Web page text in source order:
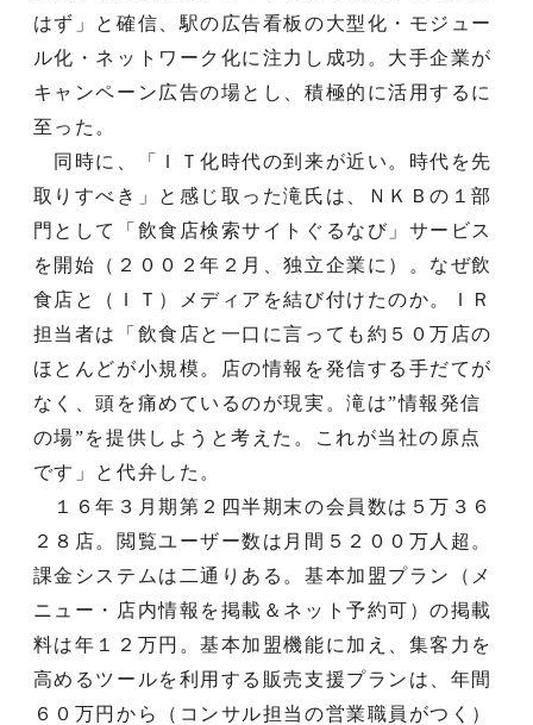
はず」と確信、駅の広告看板の大型化・モジュー
ル化・ネットワーク化に注力し成功。大手企業が
キャンペーン広告の場とし、積極的に活用するに
至った。
同時に、「ＩＴ化時代の到来が近い。時代を先
取りすべき」と感じ取った滝氏は、ＮＫＢの１部
門として「飲食店検索サイトぐるなび」サービス
を開始（２００２年２月、独立企業に）。なぜ飲
食店と（ＩＴ）メディアを結び付けたのか。ＩＲ
担当者は「飲食店と一口に言っても約５０万店の
ほとんどが小規模。店の情報を発信する手だてが
なく、頭を痛めているのが現実。滝は”情報発信
の場”を提供しようと考えた。これが当社の原点
です」と代弁した。
１６年３月期第２四半期末の会員数は５万３６
２８店。閲覧ユーザー数は月間５２００万人超。
課金システムは二通りある。基本加盟プラン（メ
ニュー・店内情報を掲載＆ネット予約可）の掲載
料は年１２万円。基本加盟機能に加え、集客力を
高めるツールを利用する販売支援プランは、年間
６０万円から（コンサル担当の営業職員がつく）